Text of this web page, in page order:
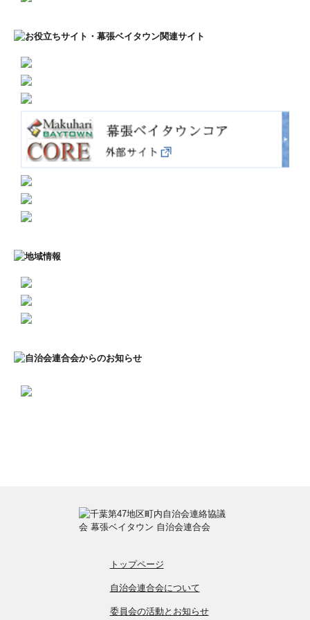
トップページ
自治会連合会について
委員会の活動とお知らせ